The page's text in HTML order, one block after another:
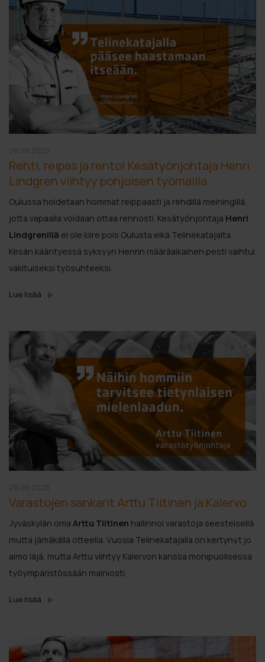
Rehti, reipas ja rento! Kesätyönjohtaja Henri
Lindgren viihtyy pohjoisen työmailla
Oulussa hoidetaan hommat reippaasti ja rehdillä meiningillä,
jotta vapaalla voidaan ottaa rennosti. Kesätyönjohtaja Henri
Lindgrenillä ei ole kiire pois Oulusta eikä Telinekatajalta.
Kesän kääntyessä syksyyn Henrin määräaikainen pesti vaihtui
vakituiseksi työsuhteeksi.
Lue lisää
Varastojen sankarit Arttu Tiitinen ja Kalervo
Jyväskylän oma Arttu Tiitinen hallinnoi varastoja seesteisellä
mutta jämäkällä otteella. Vuosia Telinekatajalla on kertynyt jo
aimo läjä, mutta Arttu viihtyy Kalervon kanssa monipuolisessa
työympäristössään mainiosti.
Lue lisää